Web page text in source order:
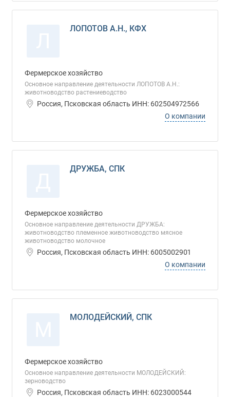
ЛОПОТОВ А.Н., КФХ
Фермерское хозяйство
Основное направление деятельности ЛОПОТОВ А.Н.:
животноводство растениеводство
Россия, Псковская область ИНН: 602504972566
О компании
ДРУЖБА, СПК
Фермерское хозяйство
Основное направление деятельности ДРУЖБА:
животноводство племенное животноводство мясное
животноводство молочное
Россия, Псковская область ИНН: 6005002901
О компании
МОЛОДЕЙСКИЙ, СПК
Фермерское хозяйство
Основное направление деятельности МОЛОДЕЙСКИЙ:
зерноводство
Россия, Псковская область ИНН: 6023000544